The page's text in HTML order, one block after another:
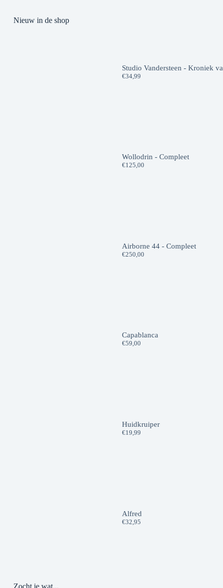
Nieuw in de shop
Studio Vandersteen - Kroniek
€34,99
Wollodrin - Compleet
€125,00
Airborne 44 - Compleet
€250,00
Capablanca
€59,00
Huidkruiper
€19,99
Alfred
€32,95